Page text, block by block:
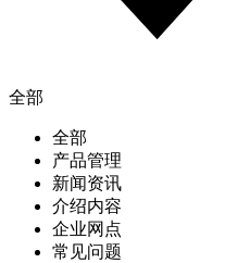
全部
全部
产品管理
新闻资讯
介绍内容
企业网点
常见问题